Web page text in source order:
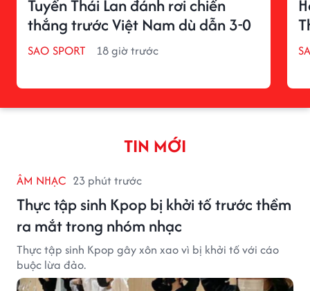
Tuyển Thái Lan đánh rơi chiến
thắng trước Việt Nam dù dẫn 3-0
SAO SPORT 18 giờ trước
TIN MỚI
ÂM NHẠC 23 phút trước
Thực tập sinh Kpop bị khởi tố trước thềm
ra mắt trong nhóm nhạc
Thực tập sinh Kpop gây xôn xao vì bị khởi tố với cáo
buộc lừa đảo.